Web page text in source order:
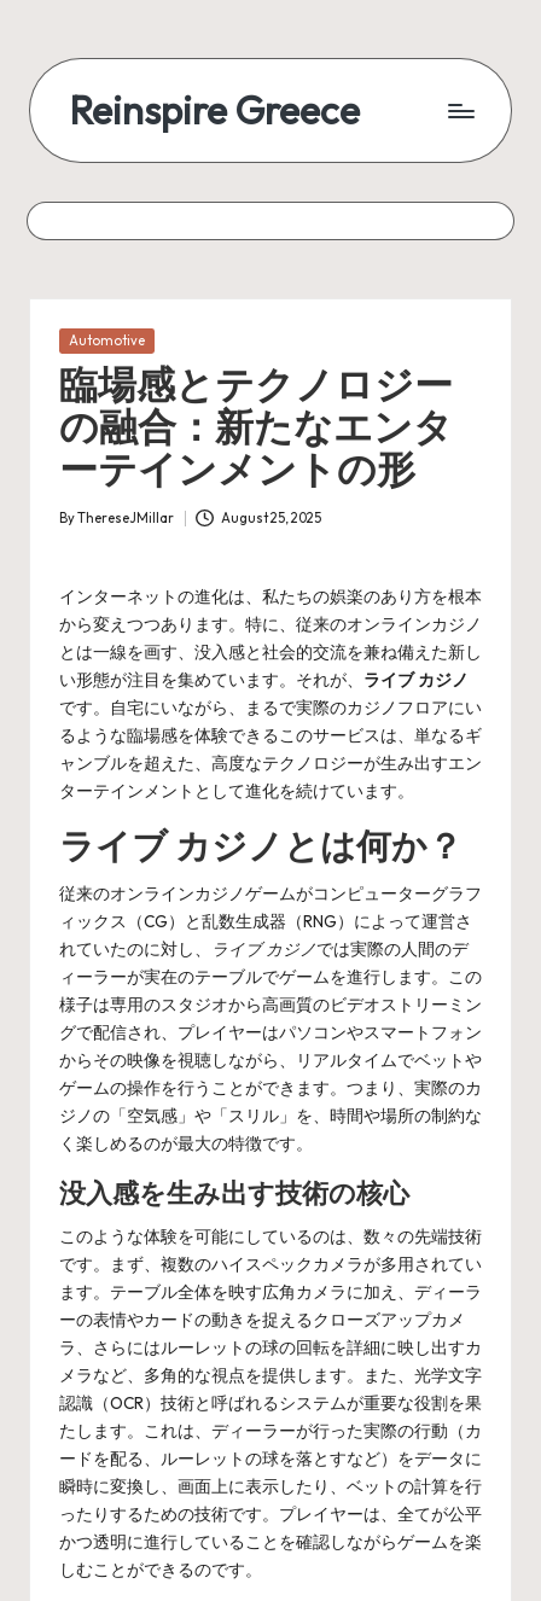
Reinspire Greece
Posted
Automotive
臨場感とテクノロジー
の融合：新たなエンタ
ーテインメントの形
Posted
ByThereseJMillar August 25, 2025
インターネットの進化は、私たちの娯楽のあり方を根本
から変えつつあります。特に、従来のオンラインカジノ
とは一線を画す、没入感と社会的交流を兼ね備えた新し
い形態が注目を集めています。それが、 ライブ カジノ
です。自宅にいながら、まるで実際のカジノフロアにい
るような臨場感を体験できるこのサービスは、単なるギ
ャンブルを超えた、高度なテクノロジーが生み出すエン
ターテインメントとして進化を続けています。
ライブ カジノとは何か？
従来のオンラインカジノゲームがコンピューターグラフ
ィックス（CG）と乱数生成器（RNG）によって運営さ
れていたのに対し、
ライブ カジノでは実際の人間のデ
ィーラーが実在のテーブルでゲームを進行します。この
様子は専用のスタジオから高画質のビデオストリーミン
グで配信され、プレイヤーはパソコンやスマートフォン
からその映像を視聴しながら、リアルタイムでベットや
ゲームの操作を行うことができます。つまり、実際のカ
ジノの「空気感」や「スリル」を、時間や場所の制約な
く楽しめるのが最大の特徴です。
没入感を生み出す技術の核心
このような体験を可能にしているのは、数々の先端技術
です。まず、複数のハイスペックカメラが多用されてい
ます。テーブル全体を映す広角カメラに加え、ディーラ
ーの表情やカードの動きを捉えるクローズアップカメ
ラ、さらにはルーレットの球の回転を詳細に映し出すカ
メラなど、多角的な視点を提供します。また、光学文字
認識（OCR）技術と呼ばれるシステムが重要な役割を果
たします。これは、ディーラーが行った実際の行動（カ
ードを配る、ルーレットの球を落とすなど）をデータに
瞬時に変換し、画面上に表示したり、ベットの計算を行
ったりするための技術です。プレイヤーは、全てが公平
かつ透明に進行していることを確認しながらゲームを楽
しむことができるのです。